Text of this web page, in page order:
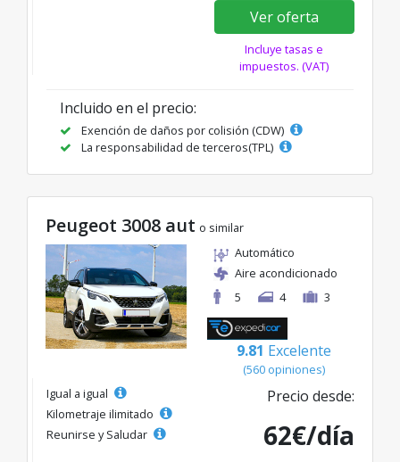
Ver oferta
Incluye tasas e
impuestos. (VAT)
Incluido en el precio:
Exención de daños por colisión (CDW)
La responsabilidad de terceros(TPL)
Peugeot 3008 aut o similar
Automático
Aire acondicionado
5
4 3
9.81 Excelente
(560 opiniones)
Igual a igual
Kilometraje ilimitado
Reunirse y Saludar
Precio desde:
62€/día